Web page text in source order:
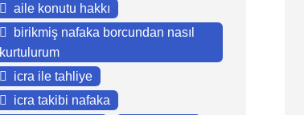
aile konutu hakkı
birikmiş nafaka borcundan nasıl
kurtulurum
icra ile tahliye
icra takibi nafaka